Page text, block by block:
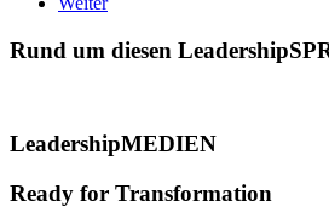
Rund um diesen
LeadershipMEDIEN
Ready for Transformation